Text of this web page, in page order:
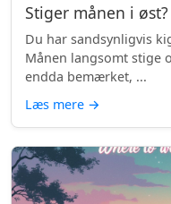
Stiger månen i øst?
Du har sandsynligvis
Månen langsomt stige
endda bemærket, ...
Læs mere →